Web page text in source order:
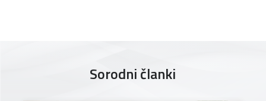
Sorodni članki